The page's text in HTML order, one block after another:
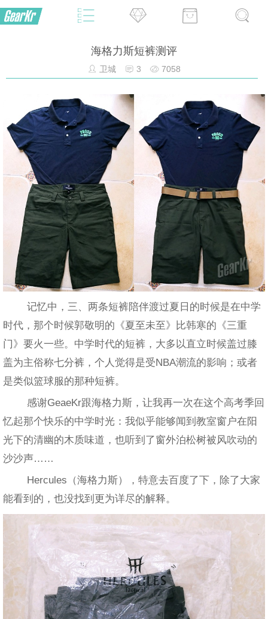
海格力斯短裤测评
卫城 3 7058
记忆中，三、两条短裤陪伴渡过夏日的时候是在中学
时代，那个时候郭敬明的《夏至未至》比韩寒的《三重
门》要火一些。中学时代的短裤，大多以直立时候盖过膝
盖为主俗称七分裤，个人觉得是受NBA潮流的影响；或者
是类似篮球服的那种短裤。
感谢GeaeKr跟海格力斯，让我再一次在这个高考季回
忆起那个快乐的中学时光：我似乎能够闻到教室窗户在阳
光下的清幽的木质味道，也听到了窗外泊松树被风吹动的
沙沙声……
Hercules（海格力斯），特意去百度了下，除了大家
能看到的，也没找到更为详尽的解释。